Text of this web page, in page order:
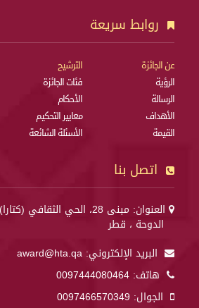
روابط سريعة
عن الجائزة
الرؤية
الرسالة
الأهداف
القيمة
الترشيح
فئات الجائزة
الأحكام
معايير التحكيم
الأسئلة الشائعة
اتصل بنا
العنوان: مبنى 28، الحي الثقافي (كتارا)،
الدوحة ، قطر
البريد الإلكتروني: award@hta.qa
هاتف: 0097444080464
الجوال: 0097466570349